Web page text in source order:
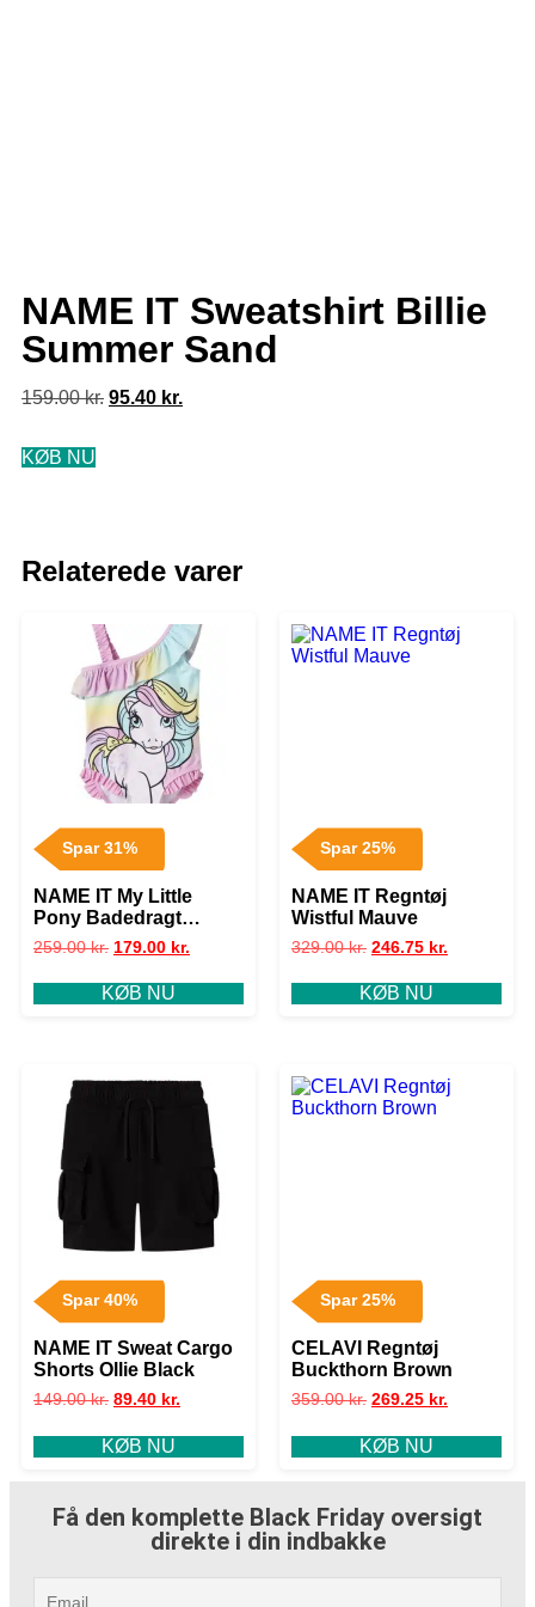
NAME IT Sweatshirt Billie
Summer Sand
159.00kr. 95.40 kr.
KØB NU
Relaterede varer
Spar 31%
NAME IT My Little
Pony Badedragt
Miklisa Pink Frosting
259.00kr. 179.00 kr.
KØB NU
Spar 25%
NAME IT Regntøj
Wistful Mauve
329.00kr. 246.75 kr.
KØB NU
Spar 40%
NAME IT Sweat Cargo
Shorts Ollie Black
149.00kr. 89.40 kr.
KØB NU
Spar 25%
CELAVI Regntøj
Buckthorn Brown
359.00kr. 269.25 kr.
KØB NU
Få den komplette Black Friday oversigt
direkte i din indbakke